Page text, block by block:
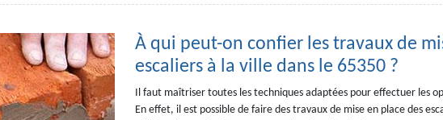
À qui peut-on confier les travaux de
escaliers à la ville dans le 65350 ?
Il faut maîtriser toutes les techniques adaptées pour effectuer les
En effet, il est possible de faire des travaux de mise en place des